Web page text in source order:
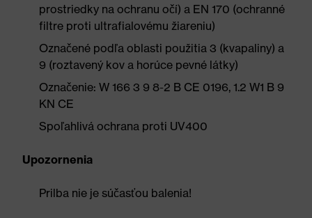
prostriedky na ochranu očí) a EN 170 (ochranné
filtre proti ultrafialovému žiareniu)
Označené podľa oblasti použitia 3 (kvapaliny) a
9 (roztavený kov a horúce pevné látky)
Označenie: W 166 3 9 8-2 B CE 0196, 1.2 W1 B 9
KN CE
Spoľahlivá ochrana proti UV400
Upozornenia
Prilba nie je súčasťou balenia!